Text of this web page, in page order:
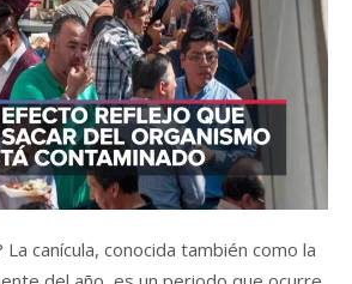
La canícula, conocida también como la